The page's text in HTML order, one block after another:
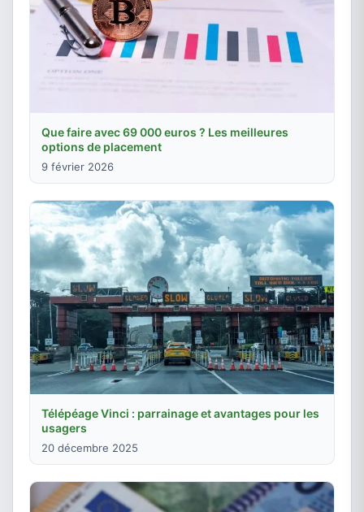
Que faire avec 69 000 euros ? Les meilleures
options de placement
9 février 2026
Télépéage Vinci : parrainage et avantages pour les
usagers
20 décembre 2025